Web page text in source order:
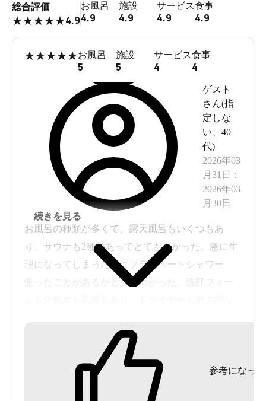
無料送迎バス
施設には広い駐車場や駐輪場も完備。遠方からのアクセ
スも大歓迎です。
総合評価
★★★★★4.9
お風呂
4.9
施設
4.9
サービス
4.9
食事
4.9
★★★★★お風呂
5
施設
5
サービス
4
食事
4
ゲスト
さん(指
定しな
い
40
代)
2026年03
月31日
：
2026年03
月30日
お風呂の種類が多くて、露天風呂もいくつもあ
り、サウナも2種類あってとてもよかった。急に生
理になってしまった時にプライベートシャワー
使ったことがあるがとても助かった。洗顔フォー
が読めてゆっくりできた。岩盤浴も3つくらいあっ
て楽しめた。子どもはゲーセンコーナーも楽しん
でいた。飲食店は2つあり、いろんなメニューが
あって選べてよかったし、どちらも美味しかった
続きを見る
参考になった